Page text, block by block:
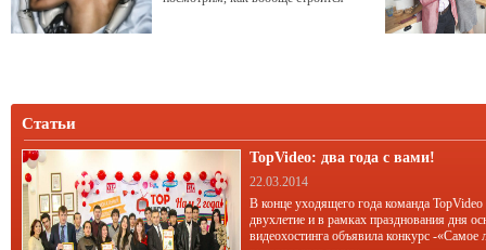
Статьи
TopVideo: два года с вами!
22.03.2014
В конце уходящего года команда TopVideo
двухлетие и в рамках празднования дня
видеохостинга объявила конкурс -«Самое